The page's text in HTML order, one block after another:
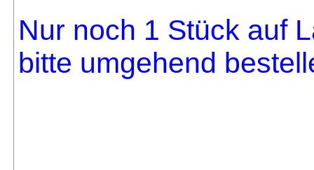
Nur noch 1 Stück auf
bitte umgehend